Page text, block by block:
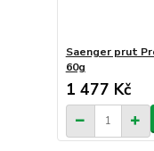
Saenger prut
60g
1 477 Kč